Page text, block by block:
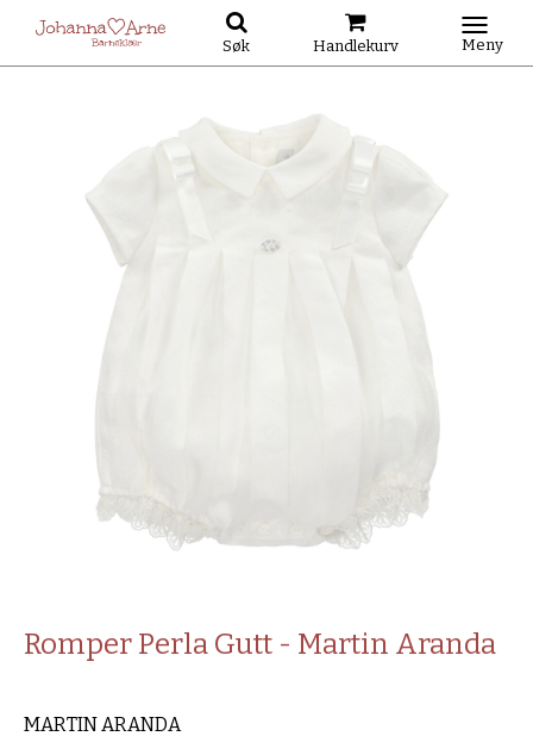
Søk Handlekurv Meny
Romper Perla Gutt - Martin Aranda
MARTIN ARANDA